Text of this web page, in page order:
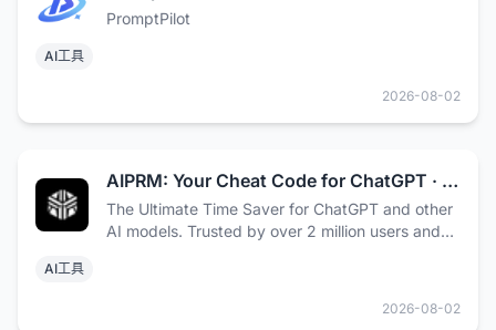
PromptPilot
AI工具
2026-08-02
AIPRM: Your Cheat Code for ChatGPT · AIPRM
The Ultimate Time Saver for ChatGPT and other
AI models. Trusted by over 2 million users and
AI工具
2026-08-02